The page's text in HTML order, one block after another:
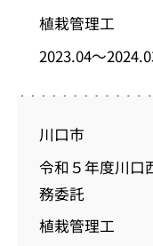
植栽管理工
2023.04～
川口市
令和５年度川口
務委託
植栽管理工